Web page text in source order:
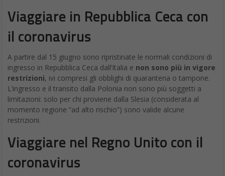
Viaggiare in Repubblica Ceca con
il coronavirus
A partire dal 15 giugno sono ripristinate le normali condizioni di
ingresso in Repubblica Ceca dall’Italia e non sono più in vigore
restrizioni, ivi compresi gli obblighi di quarantena o tampone.
L’ingresso e il transito dalla Polonia non sono più soggetti a
limitazioni: solo per chi proviene dalla Slesia (considerata al
momento regione “ad alto rischio”) sono valide alcune
restrizioni.
Viaggiare nel Regno Unito con il
coronavirus